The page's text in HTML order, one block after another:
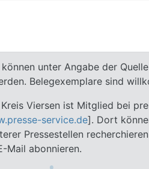
unter Angabe der
Belegexemplare sind
Viersen ist Mitglied bei
service.de]. Dort
Pressestellen
Mail abonnieren.